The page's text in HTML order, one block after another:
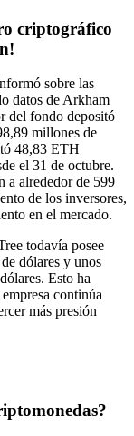
criptográfico
sobre las
datos de Arkham
del fondo depositó
millones de
48,83 ETH
el 31 de octubre.
a alrededor de 599
de los inversores,
en el mercado.
todavía posee
dólares y unos
Esto ha
continúa
más presión